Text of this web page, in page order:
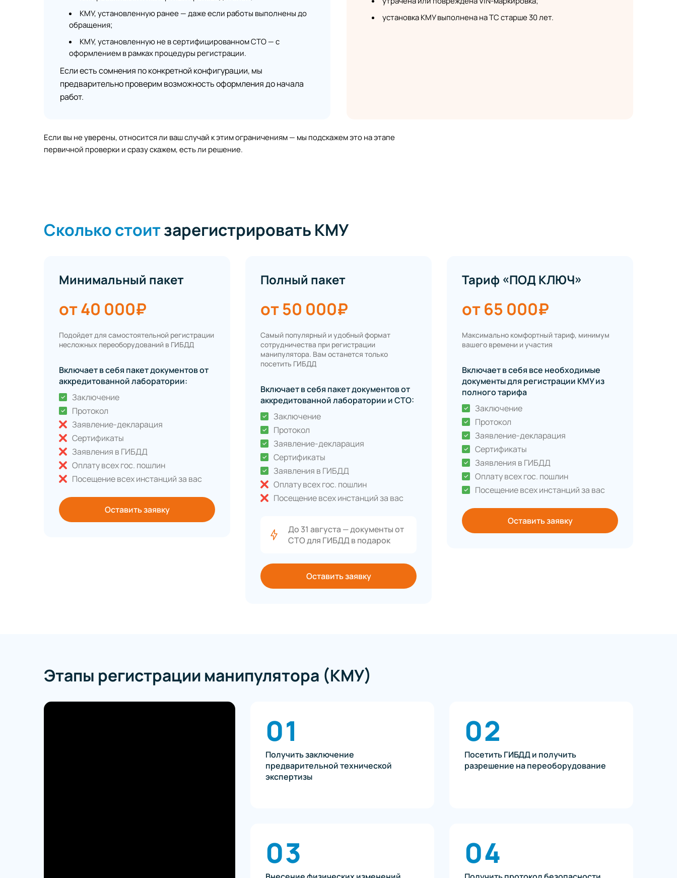
КМУ, установленную ранее — даже если работы выполнены до
обращения;
КМУ, установленную не в сертифицированном СТО — с
оформлением в рамках процедуры регистрации.
Если есть сомнения по конкретной конфигурации, мы
предварительно проверим возможность оформления до начала
работ.
установка КМУ выполнена на ТС старше 30 лет.
Если вы не уверены, относится ли ваш случай к этим ограничениям — мы подскажем это на этапе
первичной проверки и сразу скажем, есть ли решение.
Сколько стоитзарегистрировать КМУ
Минимальный пакет
от 40 000₽
Подойдет для самостоятельной регистрации
несложных переоборудований в ГИБДД
Включает в себя пакет документов от
аккредитованной лаборатории:
Заключение
Протокол
Заявление-декларация
Сертификаты
Заявления в ГИБДД
Оплату всех гос. пошлин
Посещение всех инстанций за вас
Оставить заявку
Полный пакет
от 50 000₽
Самый популярный и удобный формат
сотрудничества при регистрации
манипулятора. Вам останется только
посетить ГИБДД
Включает в себя пакет документов от
аккредитованной лаборатории и СТО:
Заключение
Протокол
Заявление-декларация
Сертификаты
Заявления в ГИБДД
Оплату всех гос. пошлин
Посещение всех инстанций за вас
До 31 августа — документы от
СТО для ГИБДД в подарок
Оставить заявку
Тариф «ПОД КЛЮЧ»
от 65 000₽
Максимально комфортный тариф, минимум
вашего времени и участия
Включает в себя все необходимые
документы для регистрации КМУ из
полного тарифа
Заключение
Протокол
Заявление-декларация
Сертификаты
Заявления в ГИБДД
Оплату всех гос. пошлин
Посещение всех инстанций за вас
Оставить заявку
Этапы регистрации манипулятора (КМУ)
01
Получить заключение
предварительной технической
экспертизы
02
Посетить ГИБДД и получить
разрешение на переоборудование
03 04